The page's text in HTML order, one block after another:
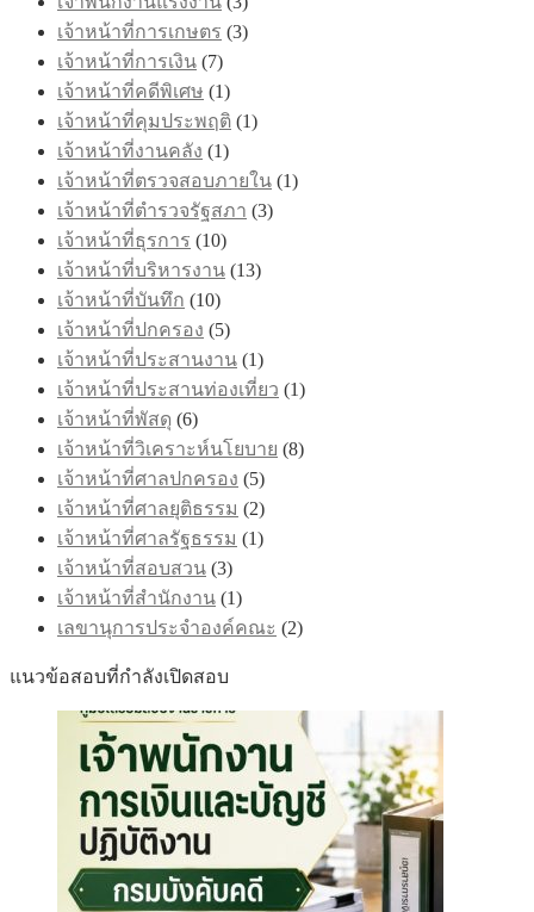
เจ้าหน้าที่การเกษตร (3)
เจ้าหน้าที่การเงิน (7)
เจ้าหน้าที่คดีพิเศษ (1)
เจ้าหน้าที่คุมประพฤติ (1)
เจ้าหน้าที่งานคลัง (1)
เจ้าหน้าที่ตรวจสอบภายใน (1)
เจ้าหน้าที่ตำรวจรัฐสภา (3)
เจ้าหน้าที่ธุรการ (10)
เจ้าหน้าที่บริหารงาน (13)
เจ้าหน้าที่บันทึก (10)
เจ้าหน้าที่ปกครอง (5)
เจ้าหน้าที่ประสานงาน (1)
เจ้าหน้าที่ประสานท่องเที่ยว (1)
เจ้าหน้าที่พัสดุ (6)
เจ้าหน้าที่วิเคราะห์นโยบาย (8)
เจ้าหน้าที่ศาลปกครอง (5)
เจ้าหน้าที่ศาลยุติธรรม (2)
เจ้าหน้าที่ศาลรัฐธรรม (1)
เจ้าหน้าที่สอบสวน (3)
เจ้าหน้าที่สำนักงาน (1)
เลขานุการประจำองค์คณะ (2)
แนวข้อสอบที่กำลังเปิดสอบ